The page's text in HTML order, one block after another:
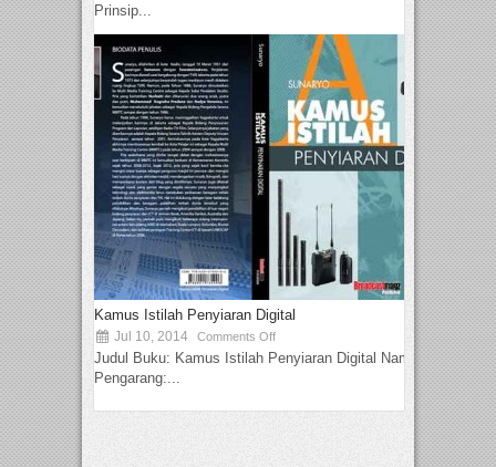
Prinsip...
Kamus Istilah Penyiaran Digital
Jul 10, 2014 Comments Off
Judul Buku: Kamus Istilah Penyiaran Digital Nama
Pengarang:...